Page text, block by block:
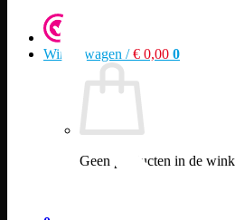
Winkelwagen /€ 0,00 0
Geen producten in de